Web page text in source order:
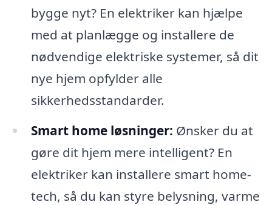
bygge nyt? En elektriker kan hjælpe
med at planlægge og installere de
nødvendige elektriske systemer, så dit
nye hjem opfylder alle
sikkerhedsstandarder.
Smart home løsninger: Ønsker du at
gøre dit hjem mere intelligent? En
elektriker kan installere smart home-
tech, så du kan styre belysning, varme